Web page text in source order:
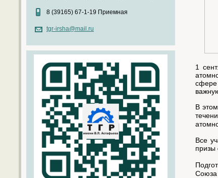
8 (39165) 67-1-19 Приемная
tgr-irsha@mail.ru
1
сфере
В
Все
призы
Союза